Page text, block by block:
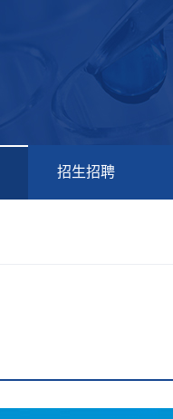
招生招聘